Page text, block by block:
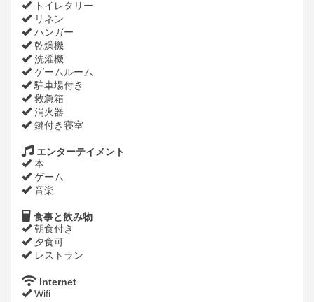
トイレタリー
リネン
ハンガー
乾燥機
洗濯機
ゲームルーム
駐車場付き
救急箱
消火器
鍵付き寝室
エンターテイメント
本
ゲーム
音楽
食事と飲み物
朝食付き
夕食可
レストラン
Internet
Wifi